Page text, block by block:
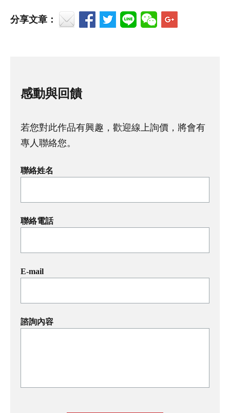
分享文章：
感動與回饋
若您對此作品有興趣，歡迎線上詢價，將會有
專人聯絡您。
聯絡姓名
聯絡電話
E-mail
諮詢內容